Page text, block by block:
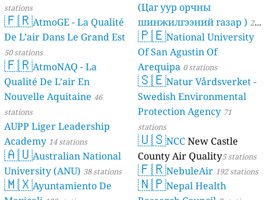
stations
🇫🇷AtmoGE - La Qualité
De L’air Dans Le Grand Est
50 stations
🇫🇷AtmoNAQ - La
Qualité De L’air En
Nouvelle Aquitaine 46
stations
AUPP Liger Leadership
Academy 14 stations
🇦🇺Australian National
University (ANU) 38 stations
🇲🇽Ayuntamiento De
(Цаг уур орчны
шинжилгээний газар ) 21
stations
🇵🇪National University
Of San Agustin Of
Arequipa 0 stations
🇸🇪Natur Vårdsverket -
Swedish Environmental
Protection Agency 71
stations
🇺🇸NCCNew Castle
County Air Quality5 stations
🇫🇷NebuleAir 192 stations
🇳🇵Nepal Health